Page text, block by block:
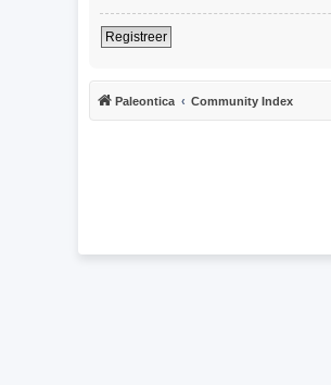
Registreer
Paleontica Community Index